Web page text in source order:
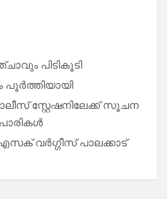
പിടികൂടി
പൂർത്തിയായി
സ്റ്റേഷനിലേക്ക് സൂചന
വര്‍ഗ്ഗീസ് പാലക്കാട്